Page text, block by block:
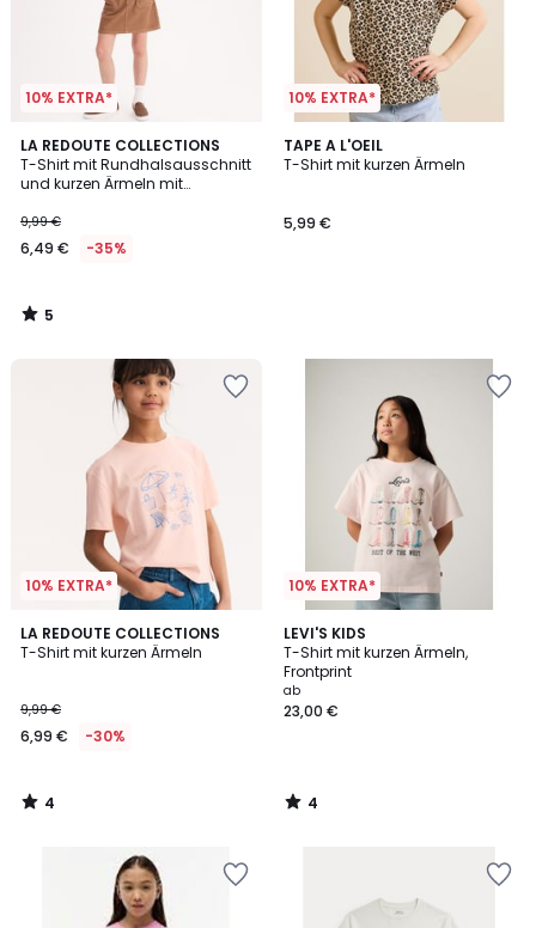
10% EXTRA*
LA REDOUTE COLLECTIONS
T-Shirt mit Rundhalsausschnitt
und kurzen Ärmeln mit
der Vorderseite
9,99 €
6,49 € -35%
5
/
5
5
/
10% EXTRA*
TAPE A L'OEIL
T-Shirt mit kurzen Ärmeln
5,99 €
10% EXTRA*
LA REDOUTE COLLECTIONS
T-Shirt mit kurzen Ärmeln
9,99 €
6,99 € -30%
4
/
4
/
10% EXTRA*
LEVI'S KIDS
T-Shirt mit kurzen Ärmeln,
Frontprint
ab
23,00 €
4
/
5
4
/